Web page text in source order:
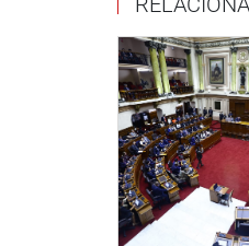
registrados por
Peruanos por el
Justicia, Vida y
“Abrimos las
democracia
FIESTA
Como parte del